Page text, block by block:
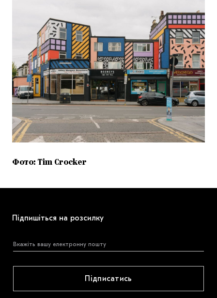
Фото: Tim Crocker
Підпишіться на розсилку
Підписатись